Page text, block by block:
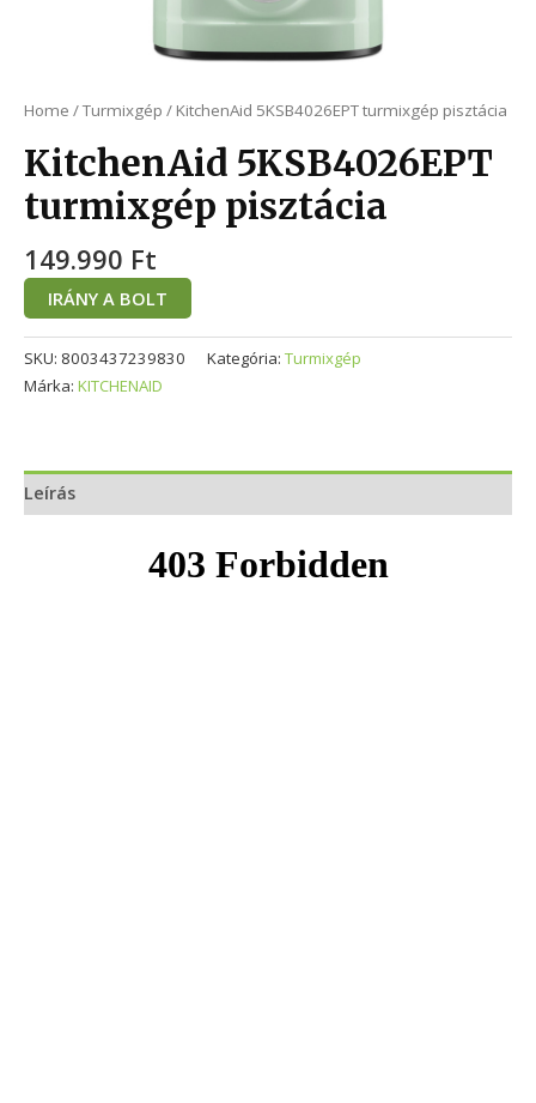
Home /Turmixgép / KitchenAid 5KSB4026EPT turmixgép pisztácia
KitchenAid 5KSB4026EPT
turmixgép pisztácia
149.990 Ft
IRÁNY A BOLT
SKU: 8003437239830 Kategória: Turmixgép
Márka: KITCHENAID
Leírás